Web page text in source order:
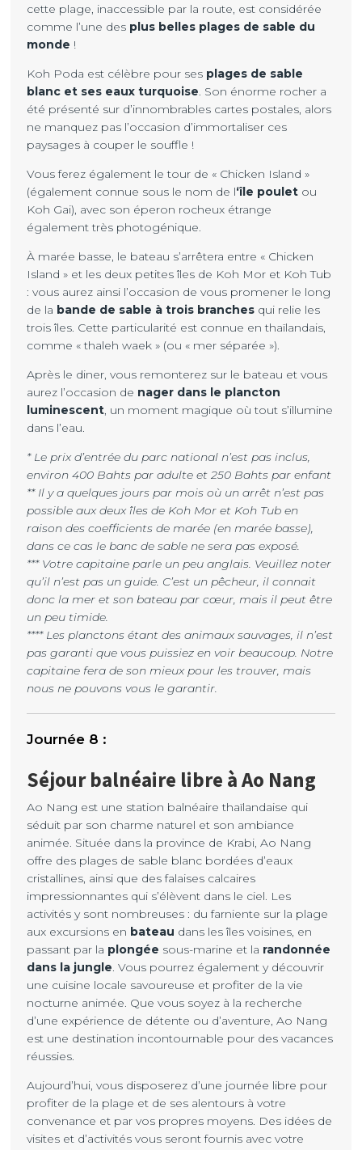
cette plage, inaccessible par la route, est considérée
comme l’une des plus belles plages de sable du
monde !
Koh Poda est célèbre pour ses plages de sable
blanc et ses eaux turquoise . Son énorme rocher a
été présenté sur d’innombrables cartes postales, alors
ne manquez pas l’occasion d’immortaliser ces
paysages à couper le souffle !
Vous ferez également le tour de « Chicken Island »
(également connue sous le nom de l‘île poulet ou
Koh Gai), avec son éperon rocheux étrange
également très photogénique.
À marée basse, le bateau s’arrêtera entre « Chicken
Island » et les deux petites îles de Koh Mor et Koh Tub
: vous aurez ainsi l’occasion de vous promener le long
de la bande de sable à trois branches qui relie les
trois îles. Cette particularité est connue en thaïlandais,
comme « thaleh waek » (ou « mer séparée »).
Après le diner, vous remonterez sur le bateau et vous
aurez l’occasion de nager dans le plancton
luminescent , un moment magique où tout s’illumine
dans l’eau.
* Le prix d’entrée du parc national n’est pas inclus,
environ 400 Bahts par adulte et 250 Bahts par enfant
** Il y a quelques jours par mois où un arrêt n’est pas
possible aux deux îles de Koh Mor et Koh Tub en
raison des coefficients de marée (en marée basse),
dans ce cas le banc de sable ne sera pas exposé.
*** Votre capitaine parle un peu anglais. Veuillez noter
qu’il n’est pas un guide. C’est un pêcheur, il connait
donc la mer et son bateau par cœur, mais il peut être
un peu timide.
**** Les planctons étant des animaux sauvages, il n’est
pas garanti que vous puissiez en voir beaucoup. Notre
capitaine fera de son mieux pour les trouver, mais
nous ne pouvons vous le garantir.
Séjour balnéaire libre à Ao Nang
Ao Nang est une station balnéaire thaïlandaise qui
séduit par son charme naturel et son ambiance
animée. Située dans la province de Krabi, Ao Nang
offre des plages de sable blanc bordées d’eaux
cristallines, ainsi que des falaises calcaires
impressionnantes qui s’élèvent dans le ciel. Les
activités y sont nombreuses : du farniente sur la plage
aux excursions en bateau dans les îles voisines, en
passant par la plongée sous-marine et la randonnée
dans la jungle . Vous pourrez également y découvrir
une cuisine locale savoureuse et profiter de la vie
nocturne animée. Que vous soyez à la recherche
d’une expérience de détente ou d’aventure, Ao Nang
est une destination incontournable pour des vacances
réussies.
Aujourd’hui, vous disposerez d’une journée libre pour
profiter de la plage et de ses alentours à votre
convenance et par vos propres moyens. Des idées de
visites et d’activités vous seront fournis avec votre